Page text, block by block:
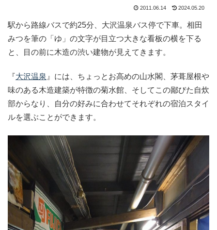
2011.06.14 2024.05.20
駅から路線バスで約25分、大沢温泉バス停で下車。相田
みつを筆の「ゆ」の文字が目立つ大きな看板の横を下る
と、目の前に木造の渋い建物が見えてきます。
『大沢温泉 』には、ちょっとお高めの山水閣、茅葺屋根や
味のある木造建築が特徴の菊水館、そしてこの鄙びた自炊
部からなり、自分の好みに合わせてそれぞれの宿泊スタイ
ルを選ぶことができます。